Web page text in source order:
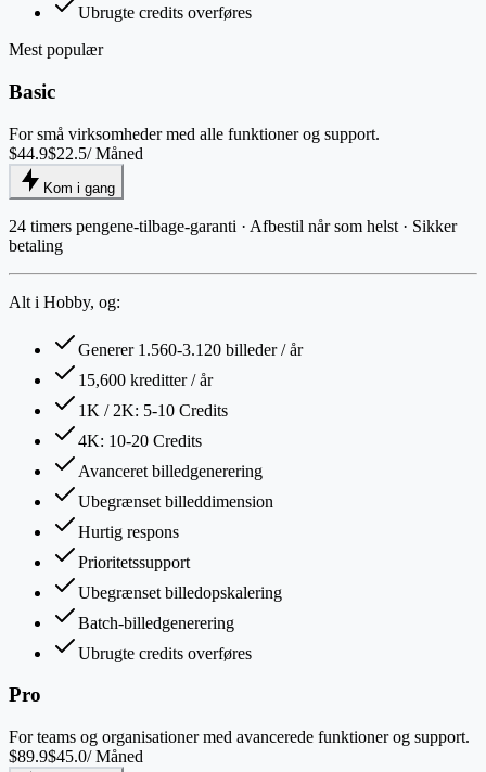
Ubrugte credits overføres
Mest populær
Basic
For små virksomheder med alle funktioner og support.
$44.9$22.5/ Måned
Kom i gang
24 timers pengene-tilbage-garanti · Afbestil når som helst · Sikker
betaling
Alt i Hobby, og:
Generer 1.560-3.120 billeder / år
15,600 kreditter / år
1K / 2K: 5-10 Credits
4K: 10-20 Credits
Avanceret billedgenerering
Ubegrænset billeddimension
Hurtig respons
Prioritetssupport
Ubegrænset billedopskalering
Batch-billedgenerering
Ubrugte credits overføres
Pro
For teams og organisationer med avancerede funktioner og support.
$89.9$45.0/ Måned